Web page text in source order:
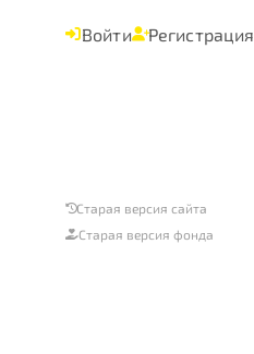
Войти Регистрация
Старая версия сайта
Старая версия фонда